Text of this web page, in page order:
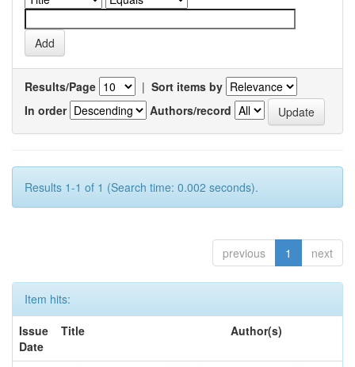
Results/Page | Sort items by
In order
Authors/record
Results 1-1 of 1 (Search time: 0.002 seconds).
previous 1 next
Item hits:
Issue
Date
Title Author(s)